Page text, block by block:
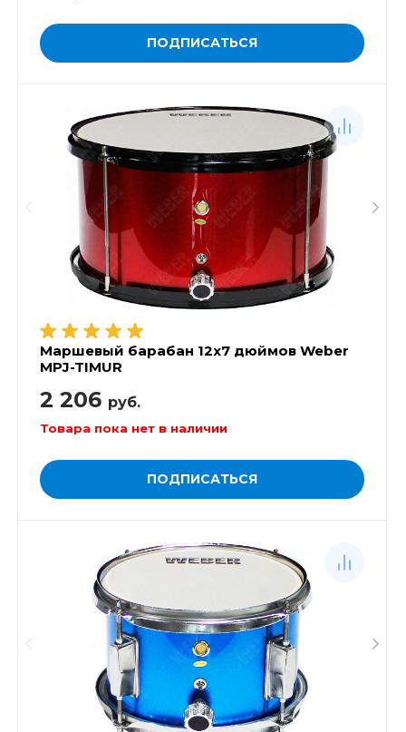
ПОДПИСАТЬСЯ
Маршевый барабан 12х7 дюймов Weber
MPJ-TIMUR
2 206 руб.
Товара пока нет в наличии
ПОДПИСАТЬСЯ